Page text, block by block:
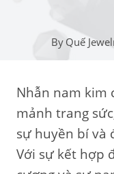
By Quế
Nhẫn nam kim
mảnh trang
sự huyền bí và
Với sự kết hợp